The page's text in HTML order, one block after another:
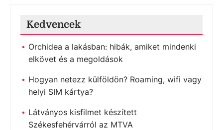
Kedvencek
Orchidea a lakásban: hibák, amiket mindenki
elkövet és a megoldások
Hogyan netezz külföldön? Roaming, wifi vagy
helyi SIM kártya?
Látványos kisfilmet készített
Székesfehérvárról az MTVA